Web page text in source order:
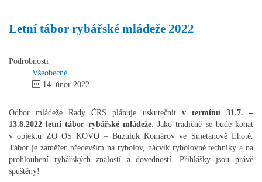
Letní tábor rybářské mládeže 2022
Podrobnosti
Všeobecné
14. únor 2022
Odbor mládeže Rady ČRS plánuje uskutečnit v termínu 31.7. –
13.8.2022 letní tábor rybářské mládeže. Jako tradičně se bude konat
v objektu ZO OS KOVO – Buzuluk Komárov ve Smetanově Lhotě.
Tábor je zaměřen především na rybolov, nácvik rybolovné techniky a na
prohloubení rybářských znalostí a dovedností. Přihlášky jsou právě
spuštěny!